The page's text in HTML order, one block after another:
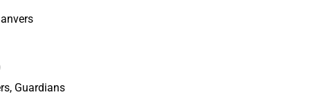
Guardians